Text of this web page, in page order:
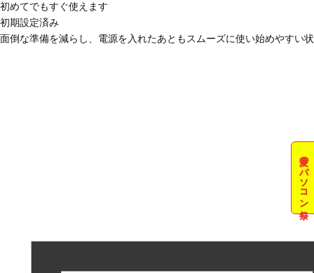
夏のパソコン祭
初めてでもすぐ使えます
初期設定済み
面倒な準備を減らし、電源を入れたあともスムーズに使い始めやすい